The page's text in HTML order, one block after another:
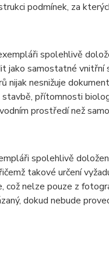
podmínek, za
spolehlivě
samostatné vnitřní
nesnižuje
přítomnosti
prostředí než
spolehlivě
takové určení
nelze pouze z
dokud nebude